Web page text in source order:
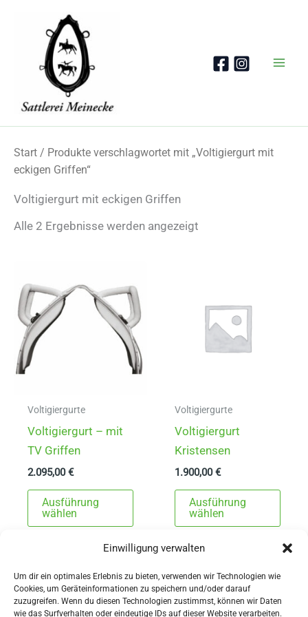
Einwilligung verwalten
Um dir ein optimales Erlebnis zu bieten, verwenden wir Technologien wie
Cookies, um Geräteinformationen zu speichern und/oder darauf
zuzugreifen. Wenn du diesen Technologien zustimmst, können wir Daten
wie das Surfverhalten oder eindeutige IDs auf dieser Website verarbeiten.
Start / Produkte verschlagwortet mit „Voltigiergurt mit
eckigen Griffen“
Voltigiergurt mit eckigen Griffen
Alle 2 Ergebnisse werden angezeigt
Voltigiergurte
Voltigiergurt – mit
TV Griffen
2.095,00€
Ausführung
wählen
Dieses
mehrere
Varianten
auf.
Die
Voltigiergurte
Voltigiergurt
Kristensen
1.900,00€
Ausführung
wählen